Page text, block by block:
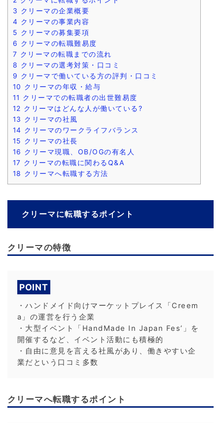
3 クリーマの企業概要
4 クリーマの事業内容
5 クリーマの募集要項
6 クリーマの転職難易度
7 クリーマの転職までの流れ
8 クリーマの選考対策・口コミ
9 クリーマで働いている方の評判・口コミ
10 クリーマの年収・給与
11 クリーマでの転職者の出世難易度
12 クリーマはどんな人が働いている?
13 クリーマの社風
14 クリーマのワークライフバランス
15 クリーマの社長
16 クリーマ現職、OB/OGの有名人
17 クリーマの転職に関わるQ&A
18 クリーマへ転職する方法
クリーマに転職するポイント
クリーマの特徴
POINT
・ハンドメイド向けマーケットプレイス「Creem
a」の運営を行う企業
・大型イベント「HandMade In Japan Fes’」を
開催するなど、イベント活動にも積極的
・自由に意見を言える社風があり、働きやすい企
業だという口コミ多数
クリーマへ転職するポイント